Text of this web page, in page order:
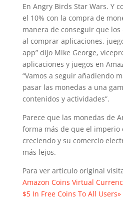
En Angry Birds Star Wars. Y
el 10% con la compra de
manera de conseguir que
al comprar aplicaciones,
app” dijo Mike George,
aplicaciones y juegos en
“Vamos a seguir añadiendo
pasar las monedas a una
contenidos y actividades”.
Parece que las monedas de
forma más de que el imperio
creciendo y su comercio
más lejos.
Para ver artículo original
Amazon Coins Virtual
$5 In Free Coins To All Users»